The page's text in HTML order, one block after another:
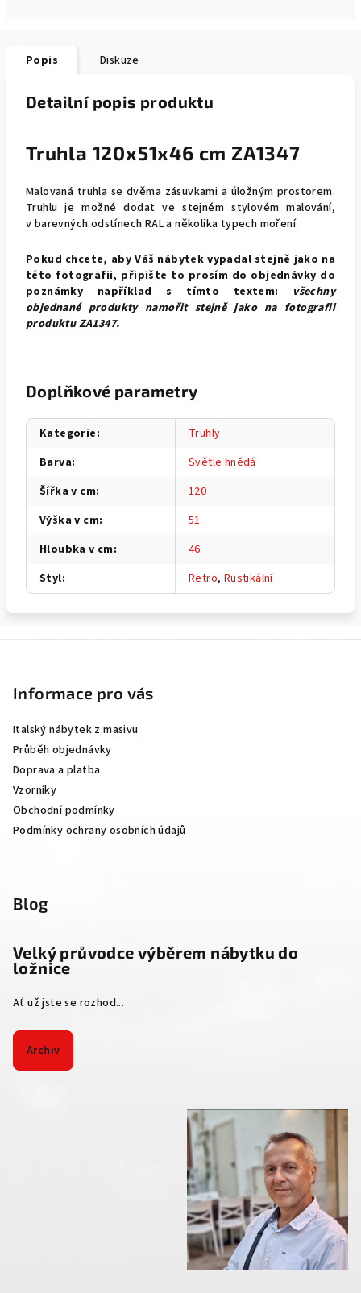
Popis Diskuze
Detailní popis produktu
Truhla 120x51x46 cm ZA1347
Malovaná truhla se dvěma zásuvkami a úložným prostorem.
Truhlu je možné dodat ve stejném stylovém malování,
v barevných odstínech RAL a několika typech moření.
Pokud chcete, aby Váš nábytek vypadal stejně jako na
této fotografii, připište to prosím do objednávky do
poznámky například s tímto textem: všechny
objednané produkty namořit stejně jako na fotografii
produktuZA1347.
Doplňkové parametry
Kategorie:
Truhly
Barva:
Světle hnědá
Šířka v cm:
120
Výška v cm:
51
Hloubka v cm:
46
Styl: Retro, Rustikální
Informace pro vás
Italský nábytek z masivu
Průběh objednávky
Doprava a platba
Vzorníky
Obchodní podmínky
Podmínky ochrany osobních údajů
Blog
Velký průvodce výběrem nábytku do
ložnice
Ať už jste se rozhod...
Archiv